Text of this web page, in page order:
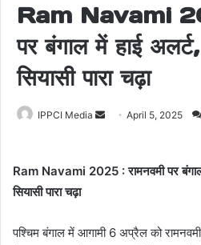
Ram Navami
पर बंगाल में हाई
सियासी पारा चढ़ा
IPPCI Media
SendApril 5, 2025
Ram Navami 2025 : रामनवमी पर
सियासी पारा चढ़ा
पश्चिम बंगाल में आगामी 6 अप्रैल को